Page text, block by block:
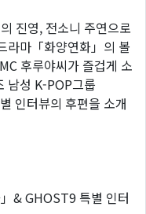
진영, 전소니 주연으로
라마「화양연화」의 볼
후루야씨가 즐겁게 소
남성 K-POP그룹
인터뷰의 후편을 소개
& GHOST9 특별 인터